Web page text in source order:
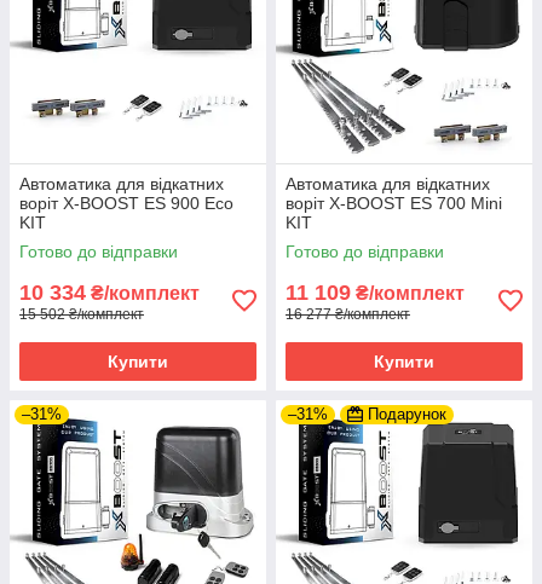
Автоматика для відкатних
воріт X-BOOST ES 900 Eco
KIT
Готово до відправки
10 334 ₴/комплект
15 502 ₴/комплект
Купити
Автоматика для відкатних
воріт X-BOOST ES 700 Mini
KIT
Готово до відправки
11 109 ₴/комплект
16 277 ₴/комплект
Купити
–31% –31% Подарунок